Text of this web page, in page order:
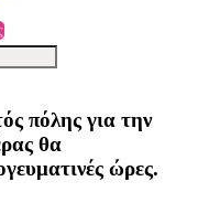
πόλης για την
θα
ώρες.